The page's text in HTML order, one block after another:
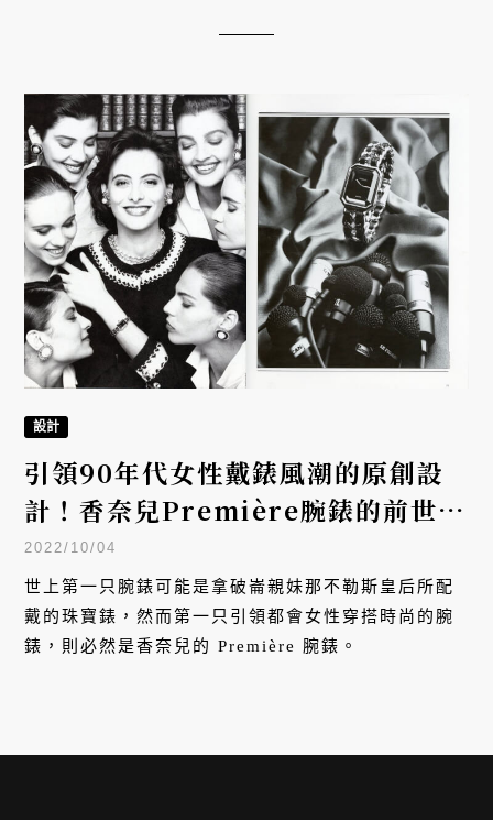
設計
引領90年代女性戴錶風潮的原創設
計！香奈兒Première腕錶的前世今
生
2022/10/04
世上第一只腕錶可能是拿破崙親妹那不勒斯皇后所配
戴的珠寶錶，然而第一只引領都會女性穿搭時尚的腕
錶，則必然是香奈兒的 Première 腕錶。